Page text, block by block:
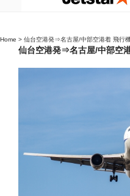
Home > 仙台空港発⇒名古屋/中部空港着 飛行
仙台空港発⇒名古屋/中部空